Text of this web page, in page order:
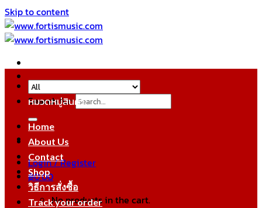
Skip to content
Search for:
Login / Register
฿0.00
No products in the cart.
หมวดหมู่สินค้า
Home
About Us
Contact
Shop
วิธีการสั่งซื้อ
Track your order